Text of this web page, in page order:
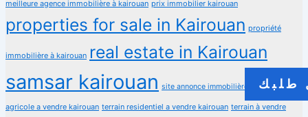
طلبك
meilleure agence immobilière à kairouan prix immobilier kairouan
properties for sale in Kairouan propriété
immobilière à kairouan real estate in Kairouan
samsar kairouan site annonce immobilière terrain
agricole a vendre kairouan terrain residentiel a vendre kairouan terrain à vendre